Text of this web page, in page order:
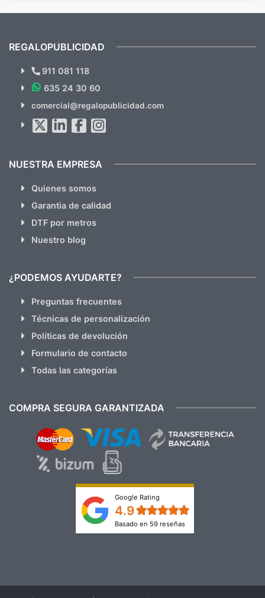
¿Quieres ver nuestras últimas
Novedades y Ofertas?
hacemos Spam)
REGALOPUBLICIDAD
911 081 118
635 24 30 60
comercial@regalopublicidad.com
NUESTRA EMPRESA
Quienes somos
Garantia de calidad
DTF por metros
Nuestro blog
¿PODEMOS AYUDARTE?
Preguntas frecuentes
Técnicas de personalización
Políticas de devolución
Formulario de contacto
Todas las categorías
COMPRA SEGURA GARANTIZADA
Google Rating
4.9
Basado en 59 reseñas